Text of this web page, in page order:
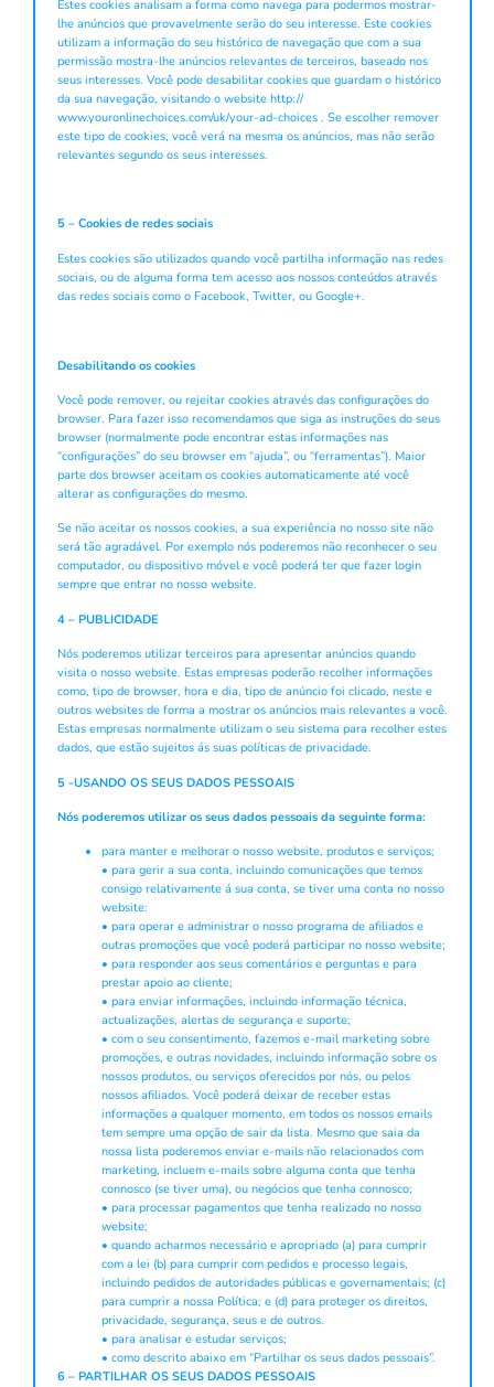
Estes cookies analisam a forma como navega para podermos mostrar-
lhe anúncios que provavelmente serão do seu interesse. Este cookies
utilizam a informação do seu histórico de navegação que com a sua
permissão mostra-lhe anúncios relevantes de terceiros, baseado nos
seus interesses. Você pode desabilitar cookies que guardam o histórico
da sua navegação, visitando o website http://
www.youronlinechoices.com/uk/your-ad-choices . Se escolher remover
este tipo de cookies, você verá na mesma os anúncios, mas não serão
relevantes segundo os seus interesses.
5 – Cookies de redes sociais
Estes cookies são utilizados quando você partilha informação nas redes
sociais, ou de alguma forma tem acesso aos nossos conteúdos através
das redes sociais como o Facebook, Twitter, ou Google+.
Desabilitando os cookies
Você pode remover, ou rejeitar cookies através das configurações do
browser. Para fazer isso recomendamos que siga as instruções do seus
browser (normalmente pode encontrar estas informações nas
“configurações” do seu browser em “ajuda”, ou “ferramentas”). Maior
parte dos browser aceitam os cookies automaticamente até você
alterar as configurações do mesmo.
Se não aceitar os nossos cookies, a sua experiência no nosso site não
será tão agradável. Por exemplo nós poderemos não reconhecer o seu
computador, ou dispositivo móvel e você poderá ter que fazer login
sempre que entrar no nosso website.
4 – PUBLICIDADE
Nós poderemos utilizar terceiros para apresentar anúncios quando
visita o nosso website. Estas empresas poderão recolher informações
como, tipo de browser, hora e dia, tipo de anúncio foi clicado, neste e
outros websites de forma a mostrar os anúncios mais relevantes a você.
Estas empresas normalmente utilizam o seu sistema para recolher estes
dados, que estão sujeitos ás suas políticas de privacidade.
5 -USANDO OS SEUS DADOS PESSOAIS
Nós poderemos utilizar os seus dados pessoais da seguinte forma:
para manter e melhorar o nosso website, produtos e serviços;
• para gerir a sua conta, incluindo comunicações que temos
consigo relativamente á sua conta, se tiver uma conta no nosso
website:
• para operar e administrar o nosso programa de afiliados e
outras promoções que você poderá participar no nosso website;
• para responder aos seus comentários e perguntas e para
prestar apoio ao cliente;
• para enviar informações, incluindo informação técnica,
actualizações, alertas de segurança e suporte;
• com o seu consentimento, fazemos e-mail marketing sobre
promoções, e outras novidades, incluindo informação sobre os
nossos produtos, ou serviços oferecidos por nós, ou pelos
nossos afiliados. Você poderá deixar de receber estas
informações a qualquer momento, em todos os nossos emails
tem sempre uma opção de sair da lista. Mesmo que saia da
nossa lista poderemos enviar e-mails não relacionados com
marketing, incluem e-mails sobre alguma conta que tenha
connosco (se tiver uma), ou negócios que tenha connosco;
• para processar pagamentos que tenha realizado no nosso
website;
• quando acharmos necessário e apropriado (a) para cumprir
com a lei (b) para cumprir com pedidos e processo legais,
incluindo pedidos de autoridades públicas e governamentais; (c)
para cumprir a nossa Política; e (d) para proteger os direitos,
privacidade, segurança, seus e de outros.
• para analisar e estudar serviços;
• como descrito abaixo em “Partilhar os seus dados pessoais”.
6 – PARTILHAR OS SEUS DADOS PESSOAIS